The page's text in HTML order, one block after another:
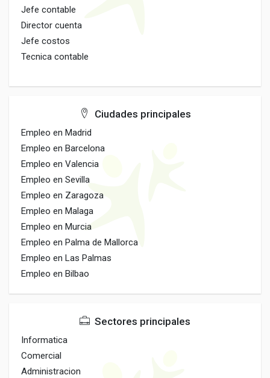
Jefe contable
Director cuenta
Jefe costos
Tecnica contable
Ciudades principales
Empleo en Madrid
Empleo en Barcelona
Empleo en Valencia
Empleo en Sevilla
Empleo en Zaragoza
Empleo en Malaga
Empleo en Murcia
Empleo en Palma de Mallorca
Empleo en Las Palmas
Empleo en Bilbao
Sectores principales
Informatica
Comercial
Administracion